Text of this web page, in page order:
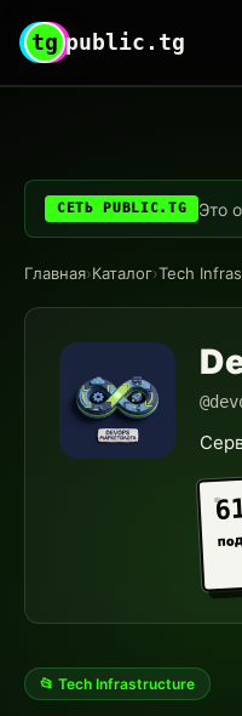
tg public.tg
СЕТЬ PUBLIC.TG Это
Главная›Каталог›Tech
📂 Tech Infrastructure